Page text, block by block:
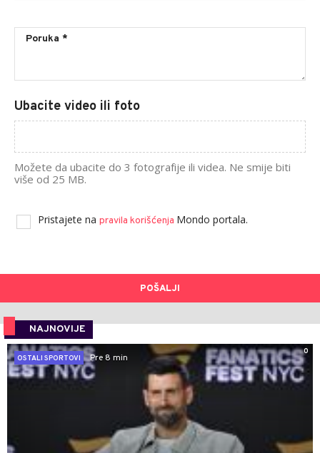
Ubacite video ili foto
Možete da ubacite do 3 fotografije ili videa. Ne smije biti
više od 25 MB.
Pristajete na pravila korišćenja Mondo portala.
POŠALJI
NAJNOVIJE
0
OSTALI SPORTOVI
Pre 8 min